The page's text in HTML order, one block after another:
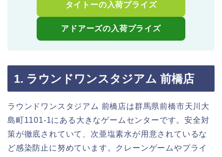
タイトーの入荷プライズ
アドアーズの入荷プライズ
1. ラウンドワンスタジアム 前橋店
ラウンドワンスタジアム 前橋店は群馬県前橋市天川大
島町1101-1にある大きなゲームセンターです。安全対
策が徹底されていて、次亜塩素水が用意されているな
ど感染防止に努めています。クレーンゲームやプライ